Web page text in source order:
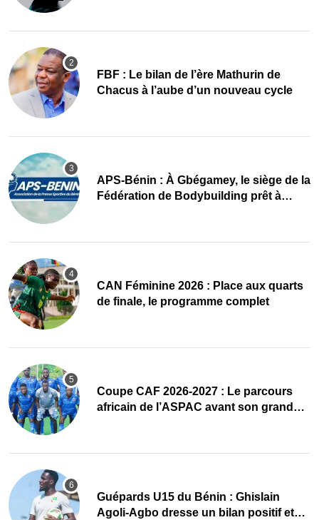
FBF : Le bilan de l’ère Mathurin de
Chacus à l’aube d’un nouveau cycle
APS-Bénin : À Gbégamey, le siège de la
Fédération de Bodybuilding prêt à
CAN Féminine 2026 : Place aux quarts
de finale, le programme complet
Coupe CAF 2026-2027 : Le parcours
africain de l’ASPAC avant son grand
Guépards U15 du Bénin : Ghislain
Agoli-Agbo dresse un bilan positif et